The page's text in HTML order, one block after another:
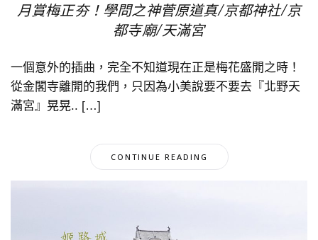
月賞梅正夯！學問之神菅原道真/京都神社/京
都寺廟/天滿宮
一個意外的插曲，完全不知道現在正是梅花盛開之時！
從金閣寺離開的我們，只因為小美說要不要去『北野天
滿宮』晃晃.. […]
CONTINUE READING